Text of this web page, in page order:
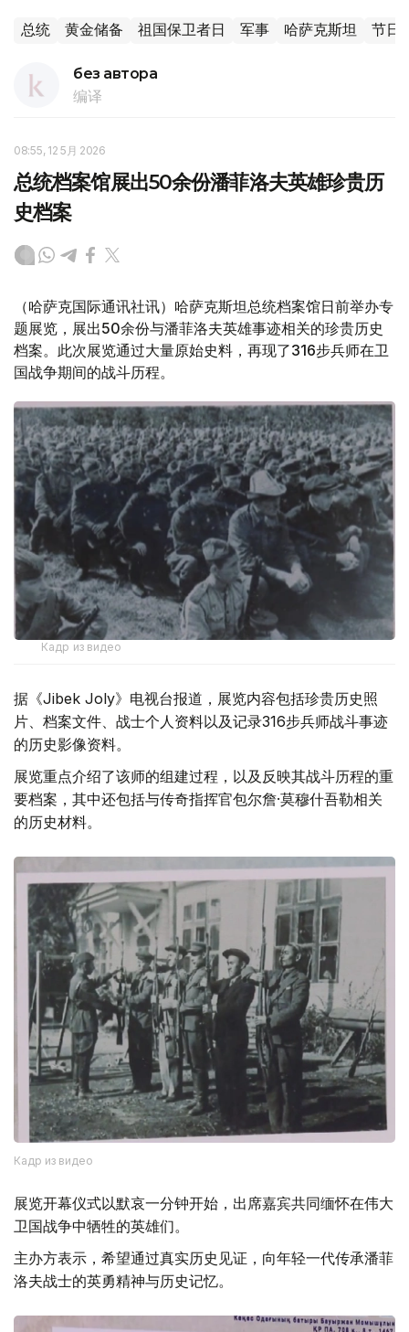
总统 黄金储备 祖国保卫者日 军事 哈萨克斯坦 节日
без автора
编译
08:55, 12 5月 2026
总统档案馆展出50余份潘菲洛夫英雄珍贵历
史档案
（哈萨克国际通讯社讯）哈萨克斯坦总统档案馆日前举办专
题展览，展出50余份与潘菲洛夫英雄事迹相关的珍贵历史
档案。此次展览通过大量原始史料，再现了316步兵师在卫
国战争期间的战斗历程。
Кадр из видео
据《Jibek Joly》电视台报道，展览内容包括珍贵历史照
片、档案文件、战士个人资料以及记录316步兵师战斗事迹
的历史影像资料。
展览重点介绍了该师的组建过程，以及反映其战斗历程的重
要档案，其中还包括与传奇指挥官包尔詹·莫穆什吾勒相关
的历史材料。
Кадр из видео
展览开幕仪式以默哀一分钟开始，出席嘉宾共同缅怀在伟大
卫国战争中牺牲的英雄们。
主办方表示，希望通过真实历史见证，向年轻一代传承潘菲
洛夫战士的英勇精神与历史记忆。